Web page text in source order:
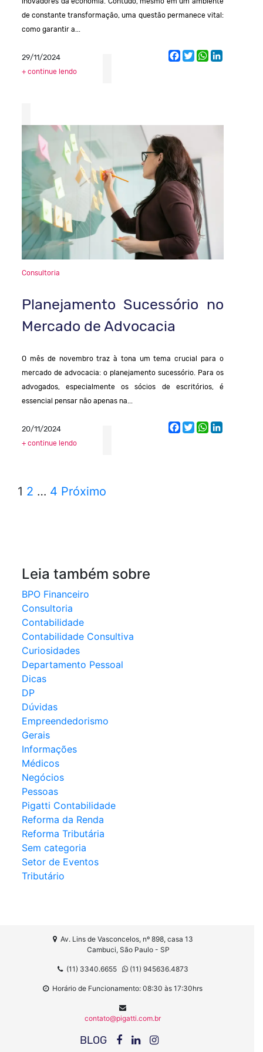
de constante transformação, uma questão permanece vital:
como garantir a...
29/11/2024
+ continue lendo
Facebook
TwitterWhatsApp
LinkedIn
Consultoria
Planejamento Sucessório no
Mercado de Advocacia
O mês de novembro traz à tona um tema crucial para o
mercado de advocacia: o planejamento sucessório. Para os
advogados, especialmente os sócios de escritórios, é
essencial pensar não apenas na...
20/11/2024
+ continue lendo
Facebook
TwitterWhatsApp
LinkedIn
1 2 … 4 Próximo
Leia também sobre
BPO Financeiro
Consultoria
Contabilidade
Contabilidade Consultiva
Curiosidades
Departamento Pessoal
Dicas
DP
Dúvidas
Empreendedorismo
Gerais
Informações
Médicos
Negócios
Pessoas
Pigatti Contabilidade
Reforma da Renda
Reforma Tributária
Sem categoria
Setor de Eventos
Tributário
Av. Lins de Vasconcelos, nº 898, casa 13
Cambuci, São Paulo - SP
(11) 3340.6655 (11) 945636.4873
Horário de Funcionamento: 08:30 às 17:30hrs
contato@pigatti.com.br
BLOG